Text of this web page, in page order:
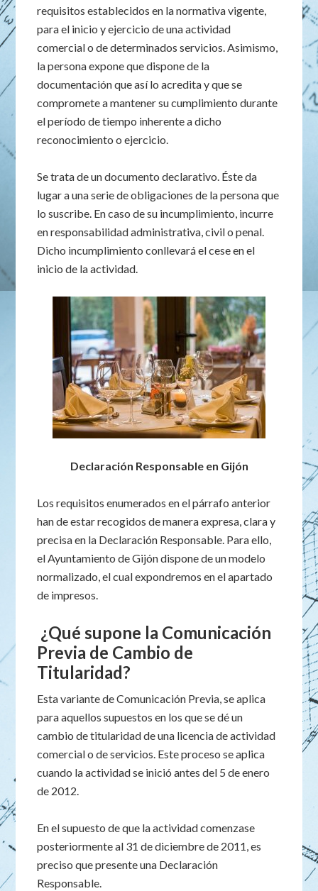
requisitos establecidos en la normativa vigente,
para el inicio y ejercicio de una actividad
comercial o de determinados servicios. Asimismo,
la persona expone que dispone de la
documentación que así lo acredita y que se
compromete a mantener su cumplimiento durante
el período de tiempo inherente a dicho
reconocimiento o ejercicio.
Se trata de un documento declarativo. Éste da
lugar a una serie de obligaciones de la persona que
lo suscribe. En caso de su incumplimiento, incurre
en responsabilidad administrativa, civil o penal.
Dicho incumplimiento conllevará el cese en el
inicio de la actividad.
Declaración Responsable en Gijón
Los requisitos enumerados en el párrafo anterior
han de estar recogidos de manera expresa, clara y
precisa en la Declaración Responsable. Para ello,
el Ayuntamiento de Gijón dispone de un modelo
normalizado, el cual expondremos en el apartado
de impresos.
¿Qué supone la Comunicación
Previa de Cambio de
Titularidad?
Esta variante de Comunicación Previa, se aplica
para aquellos supuestos en los que se dé un
cambio de titularidad de una licencia de actividad
comercial o de servicios. Este proceso se aplica
cuando la actividad se inició antes del 5 de enero
de 2012.
En el supuesto de que la actividad comenzase
posteriormente al 31 de diciembre de 2011, es
preciso que presente una Declaración
Responsable.